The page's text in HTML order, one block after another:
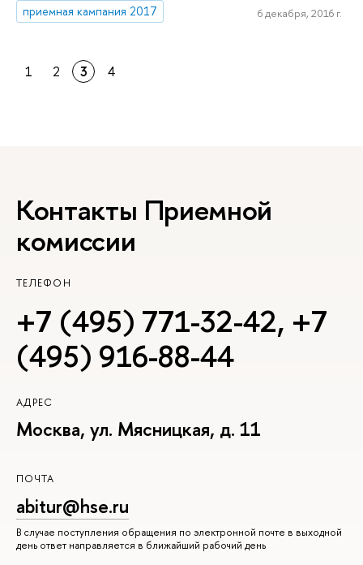
приемная кампания 2017
6 декабря, 2016 г.
1 2 3 4
Контакты Приемной
комиссии
ТЕЛЕФОН
+7 (495) 771-32-42, +7
(495) 916-88-44
АДРЕС
Москва, ул. Мясницкая, д. 11
ПОЧТА
abitur@hse.ru
В случае поступления обращения по электронной почте в выходной
день ответ направляется в ближайший рабочий день